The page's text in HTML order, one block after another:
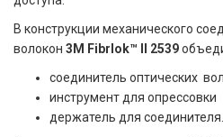
В конструкции механического
волокон 3M Fibrlok™ II 2539
соединитель оптических
инструмент для опрессовки
держатель для соединителя.